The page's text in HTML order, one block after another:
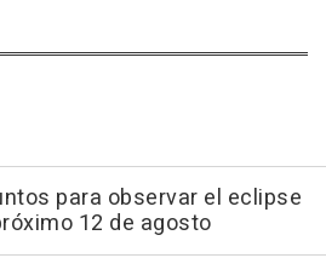
para observar el eclipse
12 de agosto